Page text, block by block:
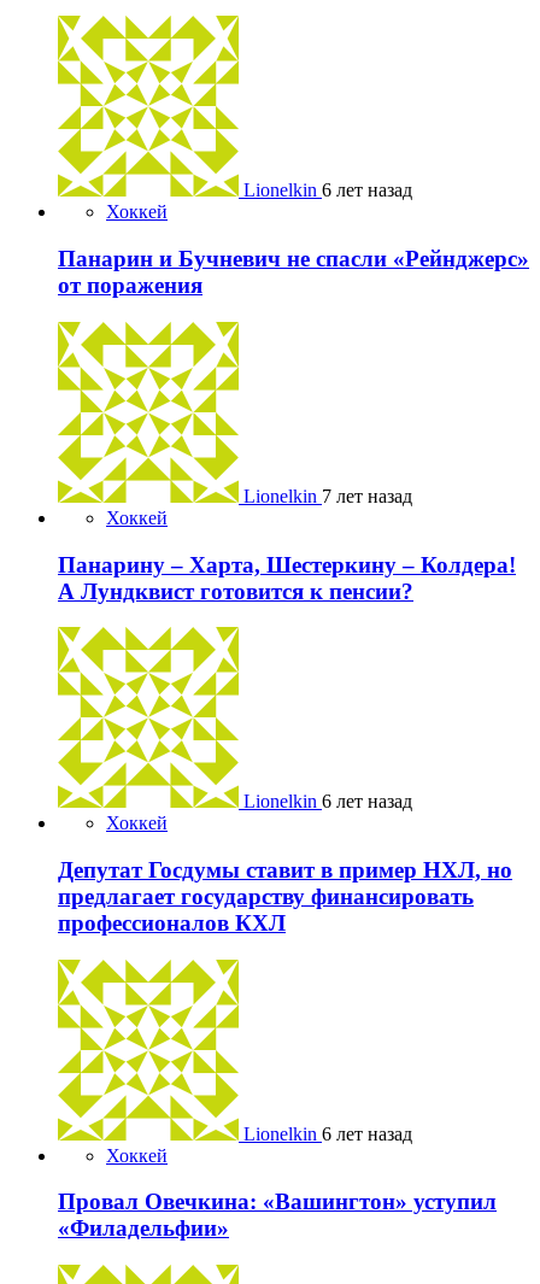
Lionelkin 6 лет назад
Хоккей
Панарин и Бучневич не спасли «Рейнджерс»
от поражения
Lionelkin 7 лет назад
Хоккей
Панарину – Харта, Шестеркину – Колдера!
А Лундквист готовится к пенсии?
Lionelkin 6 лет назад
Хоккей
Депутат Госдумы ставит в пример НХЛ, но
предлагает государству финансировать
профессионалов КХЛ
Lionelkin 6 лет назад
Хоккей
Провал Овечкина: «Вашингтон» уступил
«Филадельфии»